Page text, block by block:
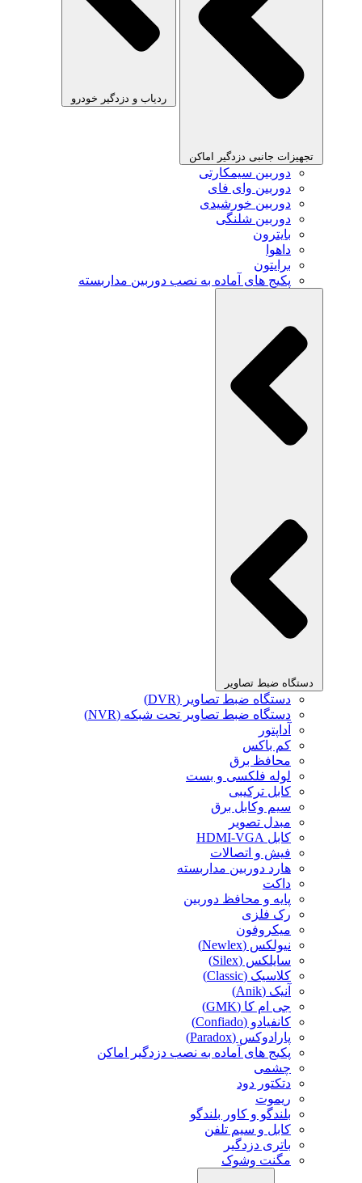
تجهیزات جانبی دزدگیر اماکن
ردیاب و دزدگیر خودرو
دوربین سیمکارتی
دوربین وای فای
دوربین خورشیدی
دوربین شلنگی
بایترون
داهوا
برایتون
پکیج های آماده به نصب دوربین مداربسته
دستگاه ضبط تصاویر
دستگاه ضبط تصاویر (DVR)
دستگاه ضبط تصاویر تحت شبکه (NVR)
آداپتور
کم باکس
محافظ برق
لوله فلکسی و بست
کابل ترکیبی
سیم وکابل برق
مبدل تصویر
کابل HDMI-VGA
فیش و اتصالات
هارد دوربین مداربسته
داکت
پایه و محافظ دوربین
رک فلزی
میکروفون
نیولکس (Newlex)
سایلکس (Silex)
کلاسیک (Classic)
آنیک (Anik)
جی ام کا (GMK)
کانفیادو (Confiado)
پارادوکس (Paradox)
پکیج های آماده به نصب دزدگیر اماکن
چشمی
دتکتور دود
ریموت
بلندگو و کاور بلندگو
کابل و سیم تلفن
باتری دزدگیر
مگنت وشوک